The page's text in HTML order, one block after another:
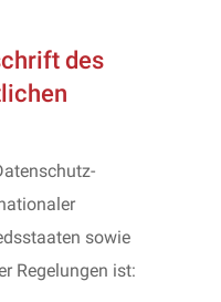
des
sowie
Regelungen ist: